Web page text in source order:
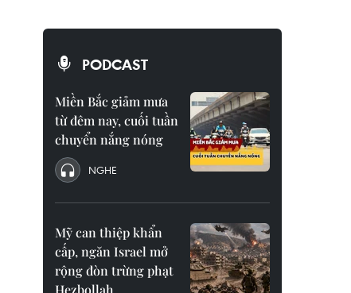
PODCAST
Miền Bắc giảm mưa
từ đêm nay, cuối tuần
chuyển nắng nóng
NGHE
Mỹ can thiệp khẩn
cấp, ngăn Israel mở
rộng đòn trừng phạt
Hezbollah